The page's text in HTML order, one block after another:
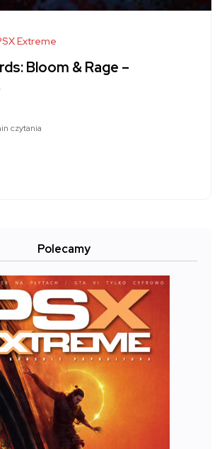
Extreme
Bloom & Rage –
czytania
Polecamy